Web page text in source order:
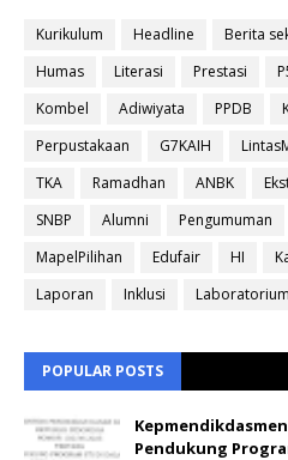
Kurikulum Headline Berita
Humas
Literasi Prestasi
Kombel
Adiwiyata PPDB
Perpustakaan
G7KAIH
TKA
Ramadhan ANBK
SNBP
Alumni Pengumuman
MapelPilihan
Edufair HI
Laporan
Inklusi Laboratorium
POPULAR POSTS
Pendukung